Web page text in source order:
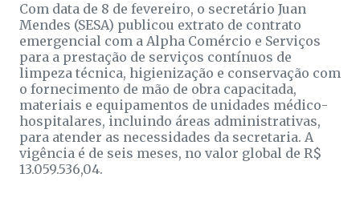
Com data de 8 de fevereiro, o secretário Juan
Mendes (SESA) publicou extrato de contrato
emergencial com a Alpha Comércio e Serviços
para a prestação de serviços contínuos de
limpeza técnica, higienização e conservação com
o fornecimento de mão de obra capacitada,
materiais e equipamentos de unidades médico-
hospitalares, incluindo áreas administrativas,
para atender as necessidades da secretaria. A
vigência é de seis meses, no valor global de R$
13.059.536,04.